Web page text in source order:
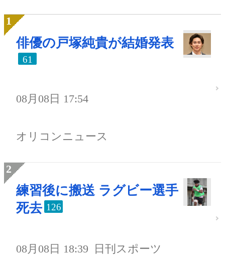
俳優の戸塚純貴が結婚発表
61
08月08日 17:54
オリコンニュース
練習後に搬送 ラグビー選手
死去 126
08月08日 18:39 日刊スポーツ